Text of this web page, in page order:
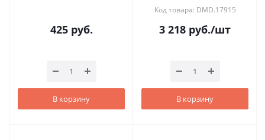
425руб.
В корзину
Код товара: DMD.17915
3 218 руб./шт
В корзину